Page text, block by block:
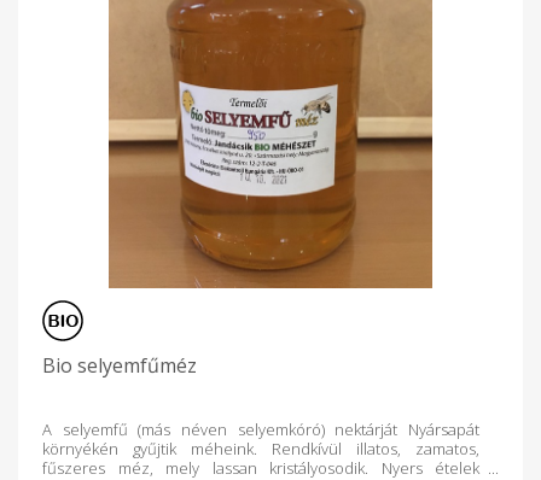
Bio selyemfűméz
A selyemfű (más néven selyemkóró) nektárját Nyársapát
környékén gyűjtik méheink. Rendkívül illatos, zamatos,
fűszeres méz, mely lassan kristályosodik. Nyers ételek